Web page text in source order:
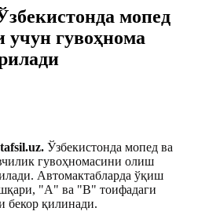
мопед
учун гувоҳнома
Ўзбекистонда мопед ва
гувоҳномасини олиш
Автомактабларда ўқиш
"А" ва "B" тоифадаги
бекор қилинади.